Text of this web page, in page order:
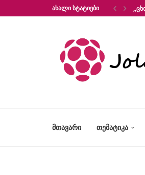
ᲐᲮᲐᲚᲘ ᲡᲢᲐᲢᲘᲔᲑᲘ
ᲛᲗᲐᲕᲐᲠᲘ ᲗᲔᲛᲐᲢᲘᲙᲐ